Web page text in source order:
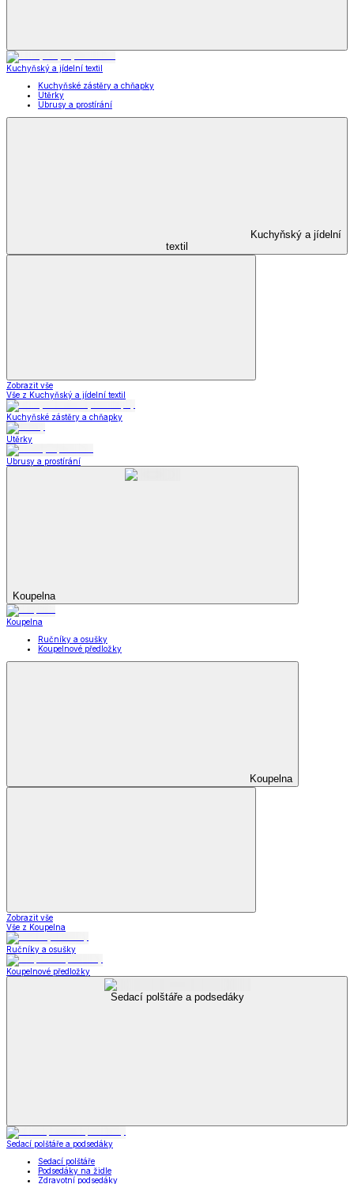
Kuchyňský a jídelní textil
Kuchyňské zástěry a chňapky
Utěrky
Ubrusy a prostírání
Kuchyňský a jídelní
textil
Zobrazit vše
Vše z Kuchyňský a jídelní textil
Kuchyňské zástěry a chňapky
Utěrky
Ubrusy a prostírání
Koupelna
Koupelna
Ručníky a osušky
Koupelnové předložky
Koupelna
Zobrazit vše
Vše z Koupelna
Ručníky a osušky
Koupelnové předložky
Sedací polštáře a podsedáky
Sedací polštáře a podsedáky
Sedací polštáře
Podsedáky na židle
Zdravotní podsedáky